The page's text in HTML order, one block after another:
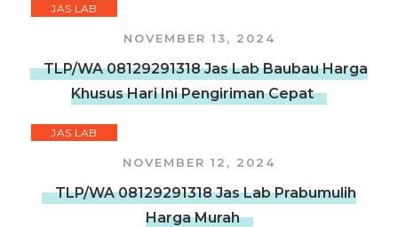
JAS LAB
NOVEMBER 13, 2024
TLP/WA 08129291318 Jas Lab Baubau Harga
Khusus Hari Ini Pengiriman Cepat
JAS LAB
NOVEMBER 12, 2024
TLP/WA 08129291318 Jas Lab Prabumulih
Harga Murah